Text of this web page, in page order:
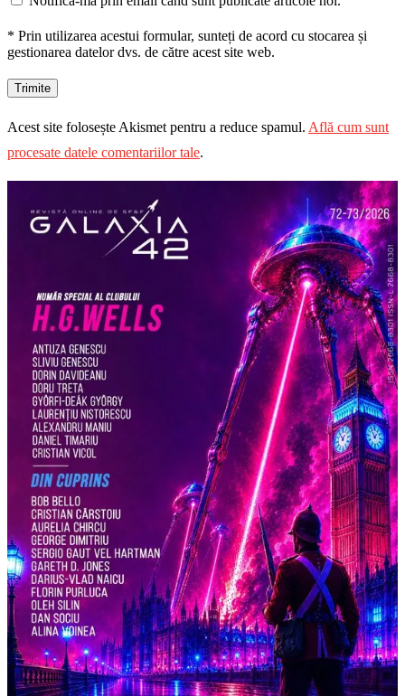
* Prin utilizarea acestui formular, sunteți de acord cu stocarea și
gestionarea datelor dvs. de către acest site web.
Acest site folosește Akismet pentru a reduce spamul. Află cum sunt
procesate datele comentariilor tale.